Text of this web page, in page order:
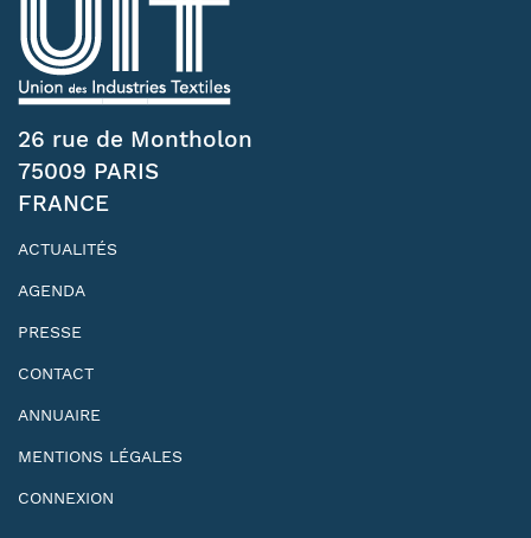
26 rue de Montholon
75009 PARIS
FRANCE
ACTUALITÉS
AGENDA
PRESSE
CONTACT
ANNUAIRE
MENTIONS LÉGALES
CONNEXION